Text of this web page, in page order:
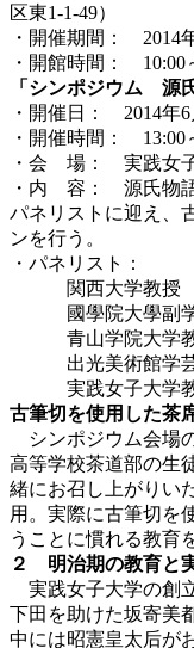
区東1-1-49）
・開催期間： 2014
・開館時間： 10:00
「シンポジウム 源
・開催日： 2014年
・開催時間： 13:00
・会 場： 実践女子
・内 容： 源氏物語
パネリストに迎え、
ンを行う。
・パネリスト：
関西大学教
國學院大學副
青山学院大学
出光美術館学
実践女子大学
古筆切を使用した茶
シンポジウム会場
高等学校茶道部の生
緒にお召し上がりい
用。実際に古筆切を
うことに慣れる教育
２ 明治期の教育と
実践女子大学の創
下田を助けた坂寄美
中には昭憲皇太后が